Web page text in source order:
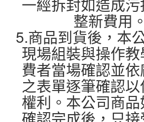
一經拆封如造成
整新費用。
5.商品到貨後，本
現場組裝與操作
費者當場確認並
之表單逐筆確認
權利。本公司商